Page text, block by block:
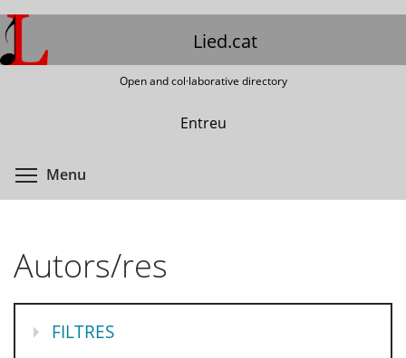
Skip
to
main
Lied.cat
Open and col·laborative directory
Entreu
Menu
Autors/res
MOSTRA
FILTRES